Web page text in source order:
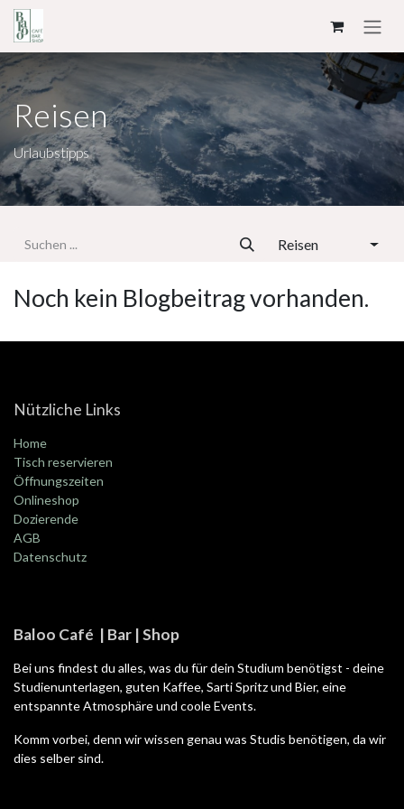
Reisen
Urlaubstipps
Reisen
Noch kein Blogbeitrag vorhanden.
Nützliche Links
Home
Tisch reservieren
Öffnungszeiten
Onlineshop
Dozierende
AGB
Datenschutz
Baloo Café | Bar | Shop
Bei uns findest du alles, was du für dein Studium benötigst - deine
Studienunterlagen, guten Kaffee, Sarti Spritz und Bier, eine
entspannte Atmosphäre und coole Events.
Komm vorbei, denn wir wissen genau was Studis benötigen, da wir
dies selber sind.